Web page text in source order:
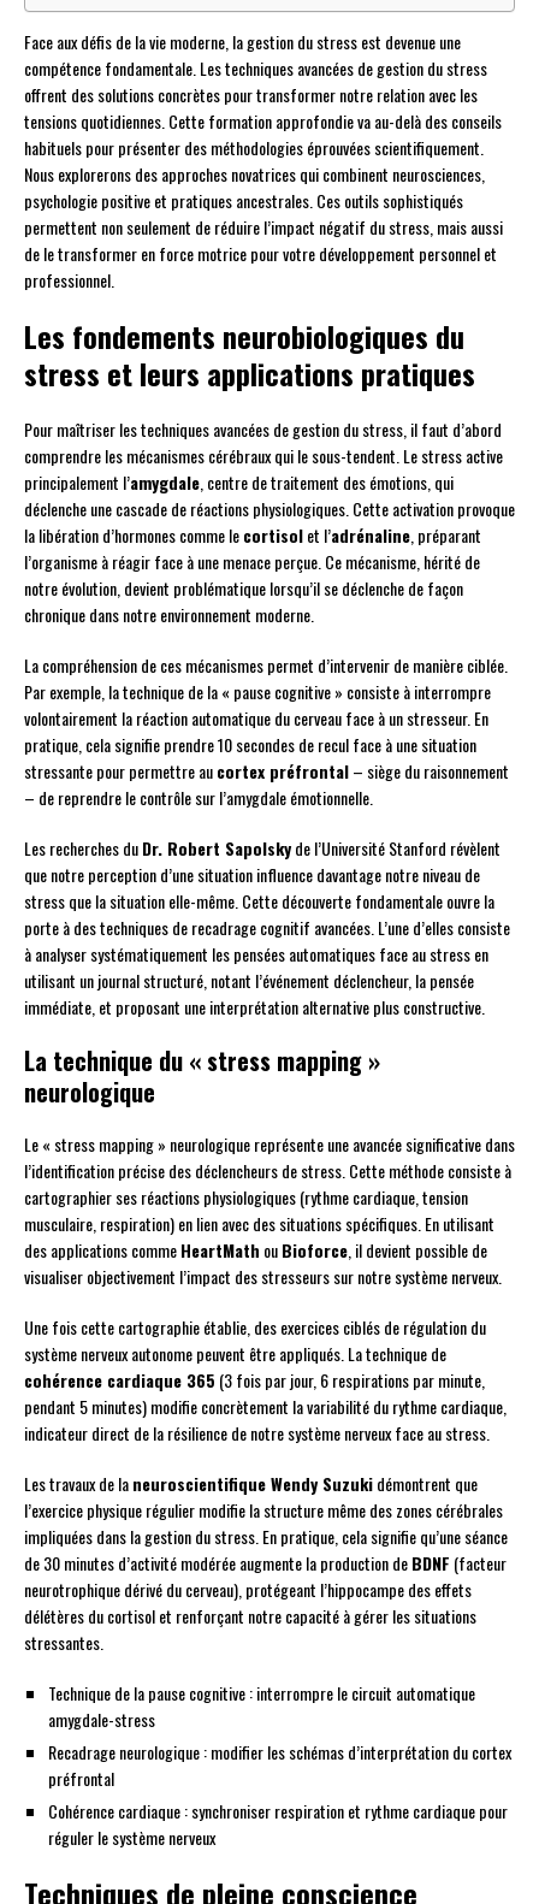
Face aux défis de la vie moderne, la gestion du stress est devenue une
compétence fondamentale. Les techniques avancées de gestion du stress
offrent des solutions concrètes pour transformer notre relation avec les
tensions quotidiennes. Cette formation approfondie va au-delà des conseils
habituels pour présenter des méthodologies éprouvées scientifiquement.
Nous explorerons des approches novatrices qui combinent neurosciences,
psychologie positive et pratiques ancestrales. Ces outils sophistiqués
permettent non seulement de réduire l’impact négatif du stress, mais aussi
de le transformer en force motrice pour votre développement personnel et
professionnel.
Les fondements neurobiologiques du
stress et leurs applications pratiques
Pour maîtriser les techniques avancées de gestion du stress, il faut d’abord
comprendre les mécanismes cérébraux qui le sous-tendent. Le stress active
principalement l’amygdale, centre de traitement des émotions, qui
déclenche une cascade de réactions physiologiques. Cette activation provoque
la libération d’hormones comme lecortisolet l’adrénaline, préparant
l’organisme à réagir face à une menace perçue. Ce mécanisme, hérité de
notre évolution, devient problématique lorsqu’il se déclenche de façon
chronique dans notre environnement moderne.
La compréhension de ces mécanismes permet d’intervenir de manière ciblée.
Par exemple, la technique de la « pause cognitive » consiste à interrompre
volontairement la réaction automatique du cerveau face à un stresseur. En
pratique, cela signifie prendre 10 secondes de recul face à une situation
stressante pour permettre aucortex préfrontal– siège du raisonnement
– de reprendre le contrôle sur l’amygdale émotionnelle.
Les recherches duDr. Robert Sapolskyde l’Université Stanford révèlent
que notre perception d’une situation influence davantage notre niveau de
stress que la situation elle-même. Cette découverte fondamentale ouvre la
porte à des techniques de recadrage cognitif avancées. L’une d’elles consiste
à analyser systématiquement les pensées automatiques face au stress en
utilisant un journal structuré, notant l’événement déclencheur, la pensée
immédiate, et proposant une interprétation alternative plus constructive.
La technique du « stress mapping »
neurologique
Le « stress mapping » neurologique représente une avancée significative dans
l’identification précise des déclencheurs de stress. Cette méthode consiste à
cartographier ses réactions physiologiques (rythme cardiaque, tension
musculaire, respiration) en lien avec des situations spécifiques. En utilisant
des applications commeHeartMath ouBioforce, il devient possible de
visualiser objectivement l’impact des stresseurs sur notre système nerveux.
Une fois cette cartographie établie, des exercices ciblés de régulation du
système nerveux autonome peuvent être appliqués. La technique de
cohérence cardiaque 365 (3 fois par jour, 6 respirations par minute,
pendant 5 minutes) modifie concrètement la variabilité du rythme cardiaque,
indicateur direct de la résilience de notre système nerveux face au stress.
Les travaux de laneuroscientifique Wendy Suzukidémontrent que
l’exercice physique régulier modifie la structure même des zones cérébrales
impliquées dans la gestion du stress. En pratique, cela signifie qu’une séance
de 30 minutes d’activité modérée augmente la production deBDNF (facteur
neurotrophique dérivé du cerveau), protégeant l’hippocampe des effets
délétères du cortisol et renforçant notre capacité à gérer les situations
stressantes.
Technique de la pause cognitive : interrompre le circuit automatique
amygdale-stress
Recadrage neurologique : modifier les schémas d’interprétation du cortex
préfrontal
Cohérence cardiaque : synchroniser respiration et rythme cardiaque pour
réguler le système nerveux
Techniques de pleine conscience